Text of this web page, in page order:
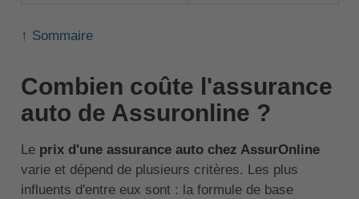
↑ Sommaire
Combien coûte l'assurance
auto de Assuronline ?
Leprix d'une assurance auto chez AssurOnline
varie et dépend de plusieurs critères. Les plus
influents d'entre eux sont : la formule de base